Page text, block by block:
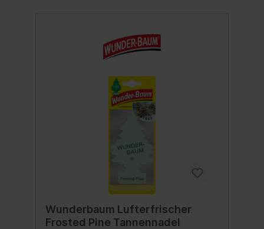
Wunderbaum Lufterfrischer
Frosted Pine Tannennadel